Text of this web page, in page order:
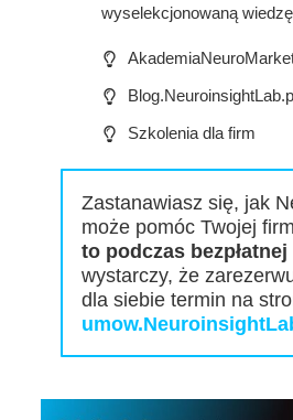
wyselekcjonowaną
Szkolenia dla firm
Zastanawiasz się, jak
może pomóc Twojej
to podczas
wystarczy, że
dla siebie termin na